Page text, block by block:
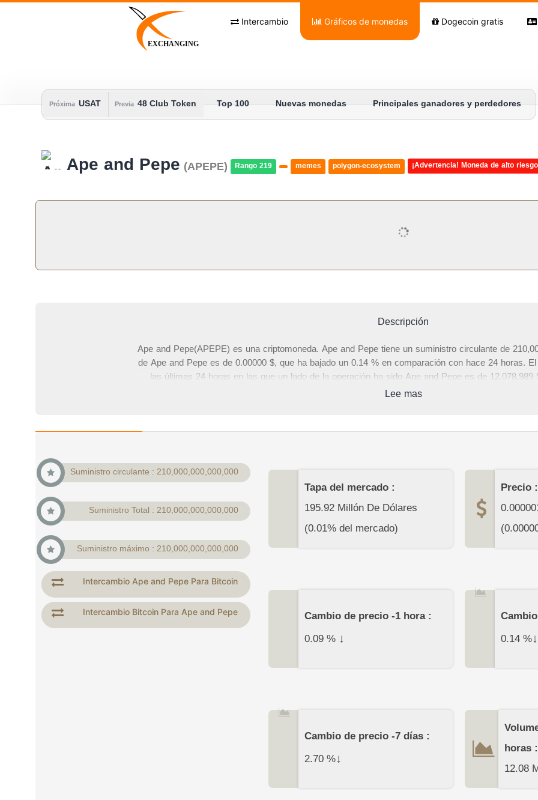
Dogecoin gratis
Gráficos de monedas
Intercambio
EXCHANGING
Próxima USAT Previa 48 Club Token Top 100 Nuevas monedas Principales ganadores y perdedores
Ape and Pepe (APEPE) Rango 219 memes polygon-ecosystem ¡Advertencia! Moneda de alto riesgo
Descripción
Ape and Pepe(APEPE) es una criptomoneda. Ape and Pepe tiene un suministro circulante de
de Ape and Pepe es de 0.00000 $, que ha bajado un 0.14 % en comparación con hace 24 horas.
las últimas 24 horas en las que un lado de la operación ha sido Ape and Pepe es de
capitalización de mercado de Ape and Pepe (el valor de todos los Ape and Pepes en circulación)
esta página.
Lee mas
Tapa del mercado :
195.92 Millón De Dólares
(0.01% del mercado)
Precio :
(
Cambio de precio -1 hora :
0.09% ↓
0.14%↓
Cambio de precio -7 días :
2.70%↓
horas :
12.08
Suministro circulante : 210,000,000,000,000
Suministro Total : 210,000,000,000,000
Suministro máximo : 210,000,000,000,000
Intercambio Ape and Pepe Para Bitcoin
Intercambio Bitcoin Para Ape and Pepe